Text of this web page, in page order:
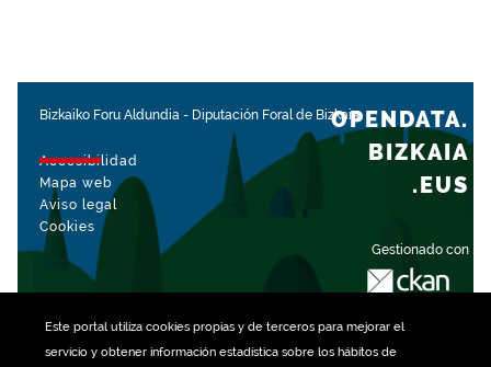
Este portal utiliza cookiespropias y de terceros para mejorar el
servicio y obtener información estadística sobre los hábitos de
Bizkaiko Foru Aldundia - Diputación Foral de Bizkaia
Accesibilidad
Mapa web
Aviso legal
Cookies
Gestionado con
OPENDATA.
BIZKAIA
.EUS